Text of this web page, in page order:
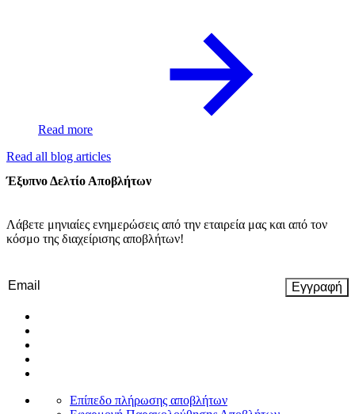
Read more
Read all blog articles
Έξυπνο Δελτίο Αποβλήτων
Λάβετε μηνιαίες ενημερώσεις από την εταιρεία μας και από τον
κόσμο της διαχείρισης αποβλήτων!
Email(Required)
Επίπεδο πλήρωσης αποβλήτων